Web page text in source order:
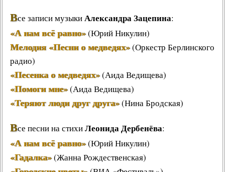
Все записи музыкиАлександра Зацепина:
«А нам всё равно»(Юрий Никулин)
Мелодия «Песни о медведях»(Оркестр Берлинского
радио)
«Песенка о медведях»(Аида Ведищева)
«Помоги мне»(Аида Ведищева)
«Теряют люди друг друга»(Нина Бродская)
Все песни на стихиЛеонида Дербенёва:
«А нам всё равно»(Юрий Никулин)
«Гадалка»(Жанна Рождественская)